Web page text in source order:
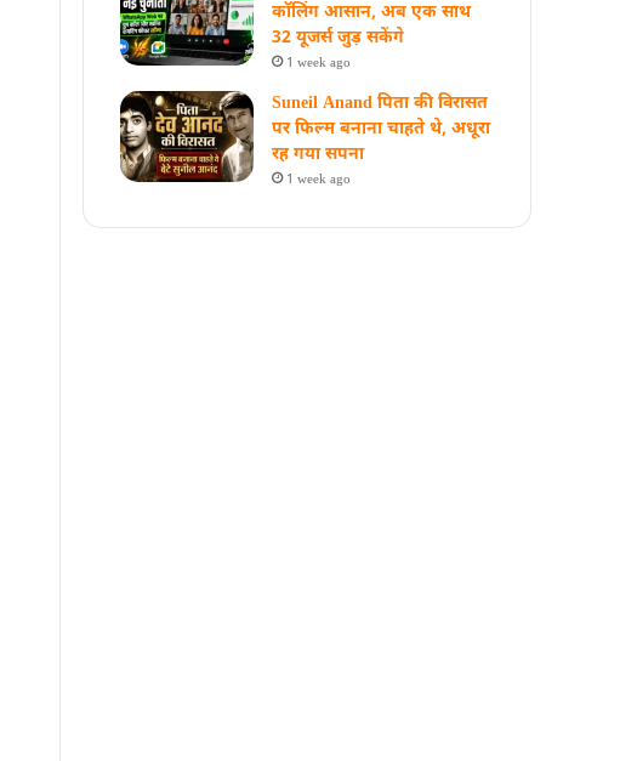
कॉलिंग आसान, अब एक साथ
32 यूजर्स जुड़ सकेंगे
1 week ago
Suneil Anand पिता की विरासत
पर फिल्म बनाना चाहते थे, अधूरा
रह गया सपना
1 week ago